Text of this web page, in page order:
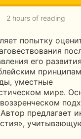
2 hours of reading
попытку
его
уместные
мире.
предлагает